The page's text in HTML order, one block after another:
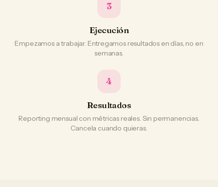
3
Ejecución
Empezamos a trabajar. Entregamos resultados en días, no en
semanas.
4
Resultados
Reporting mensual con métricas reales. Sin permanencias.
Cancela cuando quieras.